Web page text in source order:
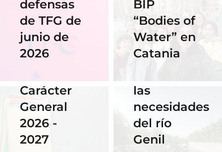
defensas
de TFG de
junio de
2026
BIP
“Bodies of
Water” en
Catania
14 Abril 2026
Carácter
General
2026 -
2027
06 Abril 2026
Cauce: El
diseño que
las
necesidades
del río
Genil
28 Noviembre
2025
18 Noviembre
2025
Nuestra
alumna
gana el
concurso
del
Instituto
Cervantes
de Praga